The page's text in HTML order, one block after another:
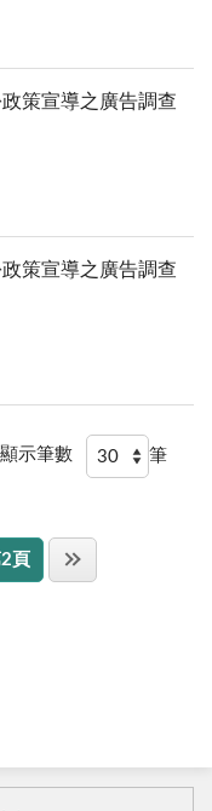
策宣導之廣告調查
策宣導之廣告調查
示筆數 筆
頁